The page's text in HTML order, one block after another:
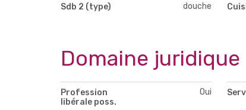
Sdb 2 (type) douche
Domaine juridique
Profession
libérale poss.
Oui